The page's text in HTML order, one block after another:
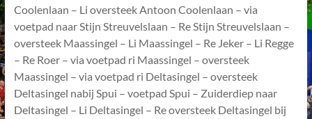
Coolenlaan – Li oversteek Antoon Coolenlaan – via
voetpad naar Stijn Streuvelslaan – Re Stijn Streuvelslaan –
oversteek Maassingel – Li Maassingel – Re Jeker – Li Regge
– Re Roer – via voetpad ri Maassingel – oversteek
Maassingel – via voetpad ri Deltasingel – oversteek
Deltasingel nabij Spui – voetpad Spui – Zuiderdiep naar
Deltasingel – Li Deltasingel – Re oversteek Deltasingel bij